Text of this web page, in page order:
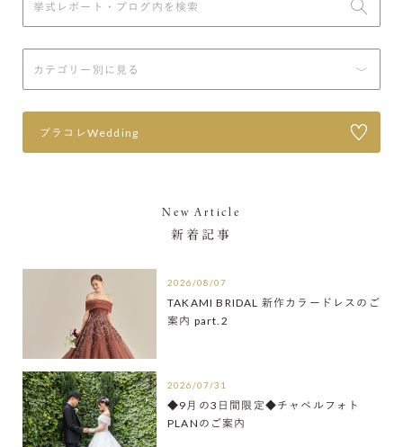
プラコレWedding
New Article
新着記事
2026/08/07
TAKAMI BRIDAL 新作カラードレスのご
案内 part.2
2026/07/31
◆9月の3日間限定◆チャペルフォト
PLANのご案内